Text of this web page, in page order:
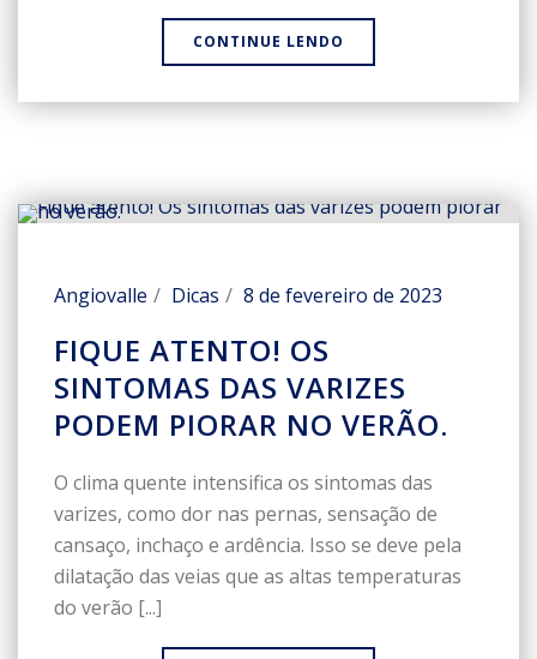
CONTINUE LENDO
Angiovalle Dicas 8 de fevereiro de 2023
FIQUE ATENTO! OS
SINTOMAS DAS VARIZES
PODEM PIORAR NO VERÃO.
O clima quente intensifica os sintomas das
varizes, como dor nas pernas, sensação de
cansaço, inchaço e ardência. Isso se deve pela
dilatação das veias que as altas temperaturas
do verão [...]